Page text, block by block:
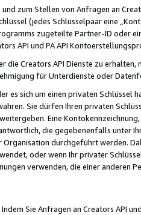
zum Stellen von Anfragen an
(jedes Schlüsselpaar eine
zugeteilte Partner-ID oder
API und PA API
die Creators API Dienste zu
für Unterdienste oder
es sich um einen privaten
Sie dürfen Ihren privaten
Eine
die gegebenenfalls unter
Organisation durchgeführt werden.
oder wenn Ihr privater
verwenden, die einer anderen
Indem Sie Anfragen an Creators API